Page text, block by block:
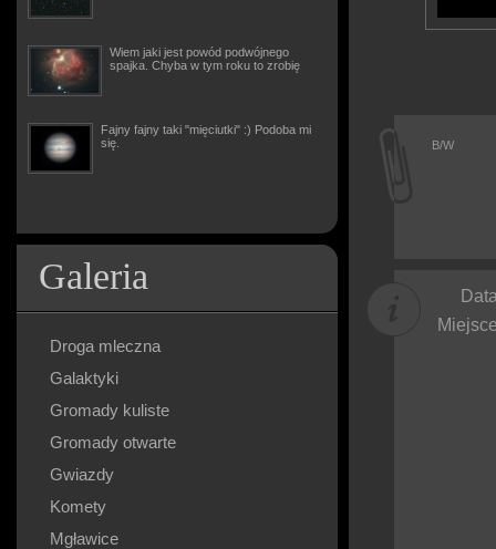
Wiem jaki jest powód podwójnego
spajka. Chyba w tym roku to zrobię
Fajny fajny taki "mięciutki" :) Podoba mi
się.
Galeria
Droga mleczna
Galaktyki
Gromady kuliste
Gromady otwarte
Gwiazdy
Komety
Mgławice
B/W